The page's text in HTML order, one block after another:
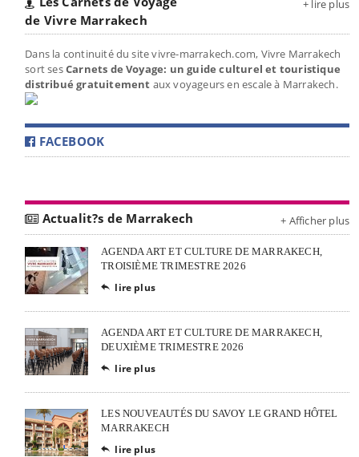
de Vivre Marrakech
+ lire plus
Dans la continuité du site vivre-marrakech.com, Vivre Marrakech
sort sesCarnets de Voyage: un guide culturel et touristique
distribué gratuitement aux voyageurs en escale à Marrakech.
FACEBOOK
Actualit?s de Marrakech + Afficher plus
AGENDA ART ET CULTURE DE MARRAKECH,
TROISIÈME TRIMESTRE 2026
 lire plus
AGENDA ART ET CULTURE DE MARRAKECH,
DEUXIÈME TRIMESTRE 2026
 lire plus
LES NOUVEAUTÉS DU SAVOY LE GRAND HÔTEL
MARRAKECH
 lire plus